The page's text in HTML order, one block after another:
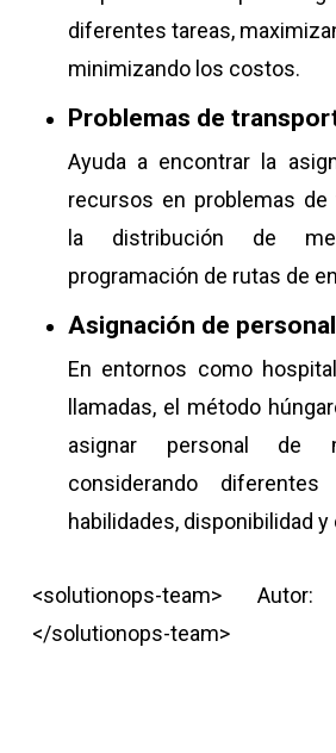
diferentes tareas,
minimizando los costos.
Problemas de
Ayuda a encontrar la
recursos en problemas de
la distribución de
programación de rutas de
Asignación de
En entornos como
llamadas, el método
asignar personal de
considerando
habilidades, disponibilidad y
<solutionops-team>
</solutionops-team>